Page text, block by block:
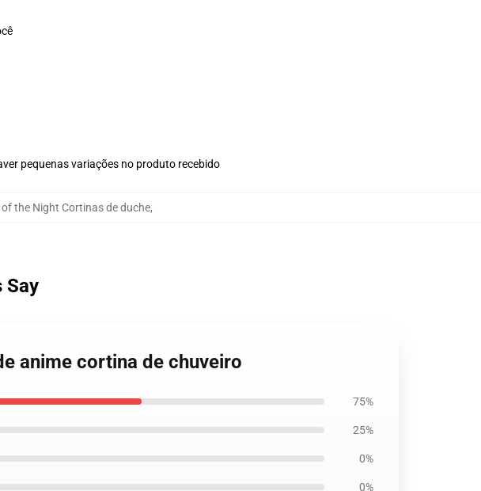
pequenas variações no produto recebido
of the Night Cortinas de duche,
Say
anime cortina de chuveiro
75%
25%
0%
0%